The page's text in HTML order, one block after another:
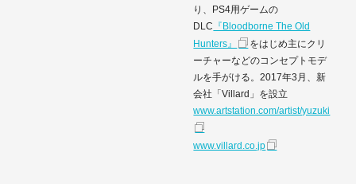
り、PS4用ゲームの
DLC 『Bloodborne The Old
Hunters』
をはじめ主にクリ
ーチャーなどのコンセプトモデ
ルを手がける。2017年3月、新
会社「Villard」を設立
www.artstation.com/artist/yuzuki
www.villard.co.jp